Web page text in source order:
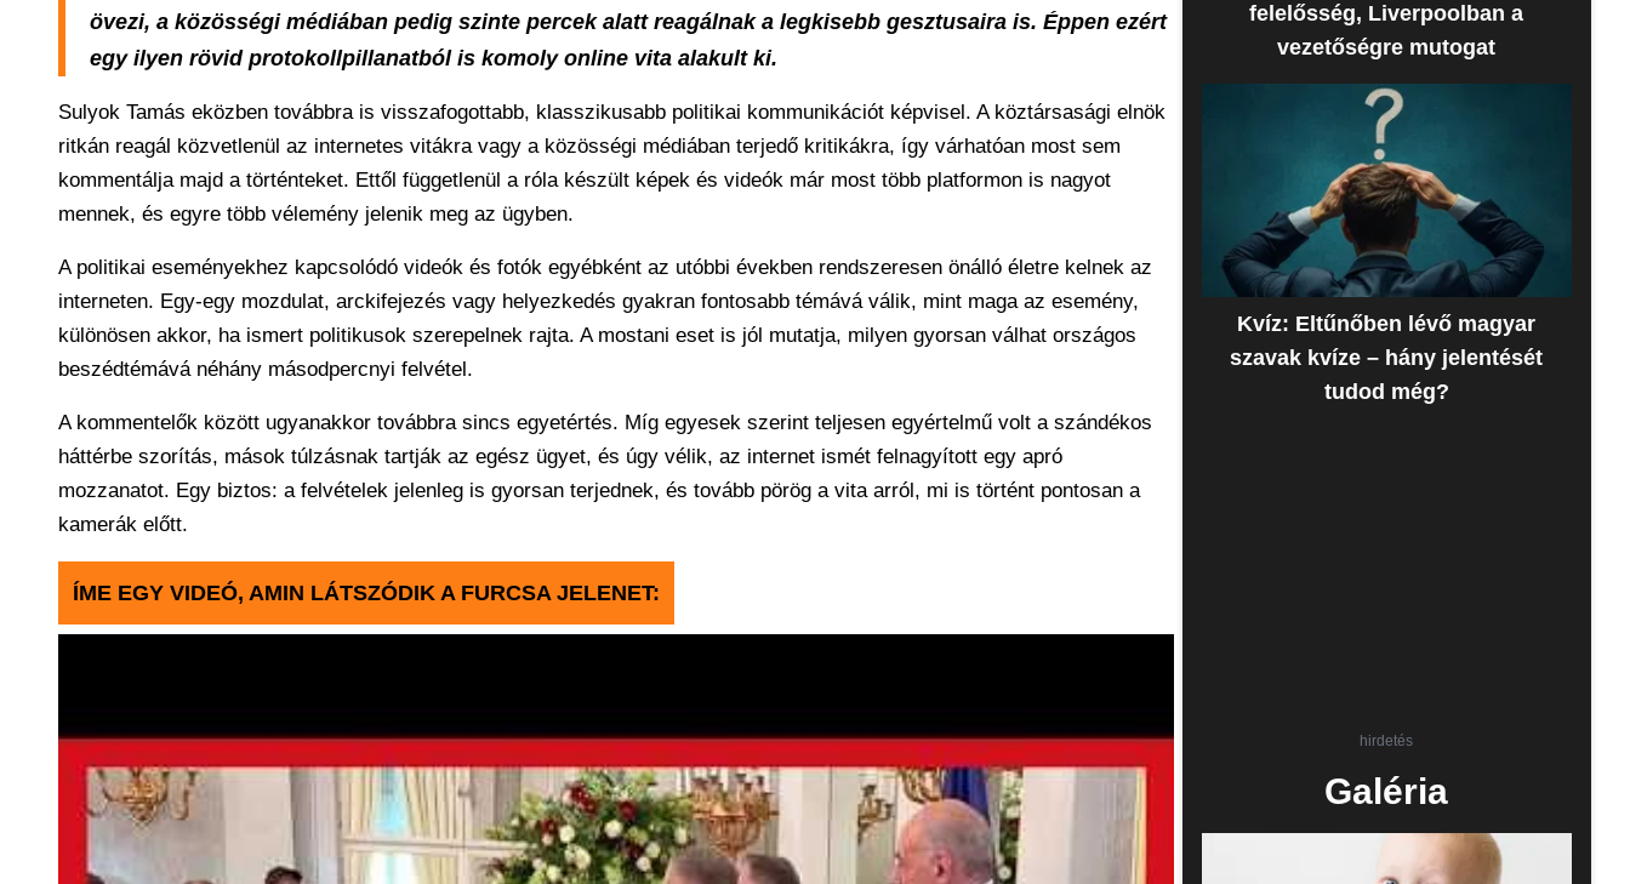
övezi, a közösségi médiában pedig szinte percek alatt reagálnak a legkisebb gesztusaira is. Éppen ezért
egy ilyen rövid protokollpillanatból is komoly online vita alakult ki.
Sulyok Tamás eközben továbbra is visszafogottabb, klasszikusabb politikai kommunikációt képvisel. A köztársasági elnök
ritkán reagál közvetlenül az internetes vitákra vagy a közösségi médiában terjedő kritikákra, így várhatóan most sem
kommentálja majd a történteket. Ettől függetlenül a róla készült képek és videók már most több platformon is nagyot
mennek, és egyre több vélemény jelenik meg az ügyben.
A politikai eseményekhez kapcsolódó videók és fotók egyébként az utóbbi években rendszeresen önálló életre kelnek az
interneten. Egy-egy mozdulat, arckifejezés vagy helyezkedés gyakran fontosabb témává válik, mint maga az esemény,
különösen akkor, ha ismert politikusok szerepelnek rajta. A mostani eset is jól mutatja, milyen gyorsan válhat országos
beszédtémává néhány másodpercnyi felvétel.
A kommentelők között ugyanakkor továbbra sincs egyetértés. Míg egyesek szerint teljesen egyértelmű volt a szándékos
háttérbe szorítás, mások túlzásnak tartják az egész ügyet, és úgy vélik, az internet ismét felnagyított egy apró
mozzanatot. Egy biztos: a felvételek jelenleg is gyorsan terjednek, és tovább pörög a vita arról, mi is történt pontosan a
kamerák előtt.
ÍME EGY VIDEÓ, AMIN LÁTSZÓDIK A FURCSA JELENET:
felelősség, Liverpoolban a
vezetőségre mutogat
Kvíz: Eltűnőben lévő magyar
szavak kvíze – hány jelentését
tudod még?
hirdetés
Galéria